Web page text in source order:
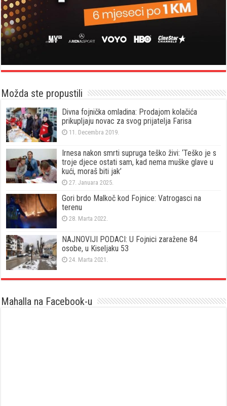
Možda ste propustili
Divna fojnička omladina: Prodajom kolačića
prikupljaju novac za svog prijatelja Farisa
11. Decembra 2019.
Irnesa nakon smrti supruga teško živi: ‘Teško je s
troje djece ostati sam, kad nema muške glave u
kući, moraš biti jak’
27. Januara 2025.
Gori brdo Malkoč kod Fojnice: Vatrogasci na
terenu
28. Marta 2022.
NAJNOVIJI PODACI: U Fojnici zaražene 84
osobe, u Kiseljaku 53
24. Marta 2021.
Mahalla na Facebook-u